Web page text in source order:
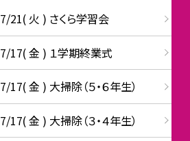
7/21( 火 ) さくら学習会
7/17( 金 ) １学期終業式
7/17( 金 ) 大掃除（５・６年生）
7/17( 金 ) 大掃除（３・４年生）